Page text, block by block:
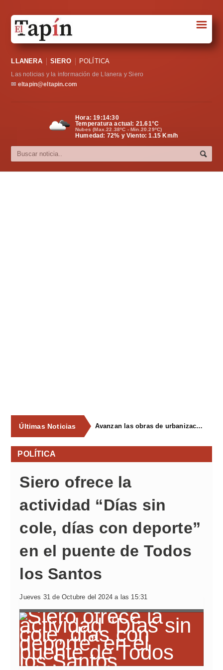
Sociedad
Política
Cultura
☰
LLANERA SIERO POLÍTICA
Las noticias y la información de Llanera y Siero
✉ eltapin@eltapin.com
Hora:19:14:31
Temperatura actual: 21.61°C
Nubes (Max.22.38ºC - Min.20.29ºC)
Humedad: 72% y Viento: 1.15 Km/h
Últimas Noticias Avanzan las obras de urbanización del parque de La Reconquista, en los terrenos del antiguo matadero de Pola de Siero
POLÍTICA
Siero ofrece la
actividad “Días sin
cole, días con deporte”
en el puente de Todos
los Santos
Jueves 31 de Octubre del 2024 a las 15:31